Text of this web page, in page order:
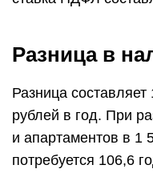
Разница в
Разница
рублей в год. При
и апартаментов в 1
потребуется 106,6